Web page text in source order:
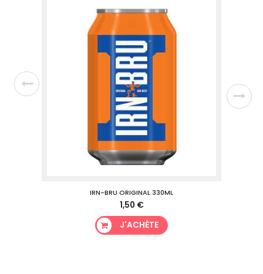
IRN-BRU ORIGINAL 330ML
1,50 €
J'ACHÈTE